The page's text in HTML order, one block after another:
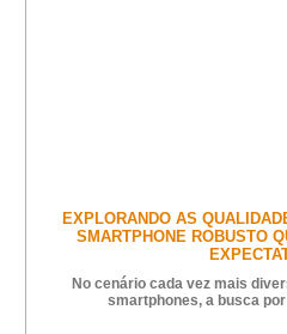
EXPLORANDO AS
SMARTPHONE ROBUSTO
No cenário cada vez mais
smartphones, a busca